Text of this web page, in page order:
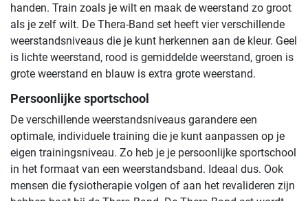
handen. Train zoals je wilt en maak de weerstand zo groot
als je zelf wilt. De Thera-Band set heeft vier verschillende
weerstandsniveaus die je kunt herkennen aan de kleur. Geel
is lichte weerstand, rood is gemiddelde weerstand, groen is
grote weerstand en blauw is extra grote weerstand.
Persoonlijke sportschool
De verschillende weerstandsniveaus garandere een
optimale, individuele training die je kunt aanpassen op je
eigen trainingsniveau. Zo heb je je persoonlijke sportschool
in het formaat van een weerstandsband. Ideaal dus. Ook
mensen die fysiotherapie volgen of aan het revalideren zijn